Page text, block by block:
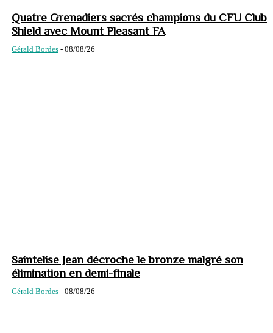
Quatre Grenadiers sacrés champions du CFU Club
Shield avec Mount Pleasant FA
Gérald Bordes - 08/08/26
Saintelise Jean décroche le bronze malgré son
élimination en demi-finale
Gérald Bordes - 08/08/26